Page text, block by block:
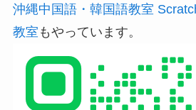
沖縄中国語・韓国語教室
教室 もやっています。